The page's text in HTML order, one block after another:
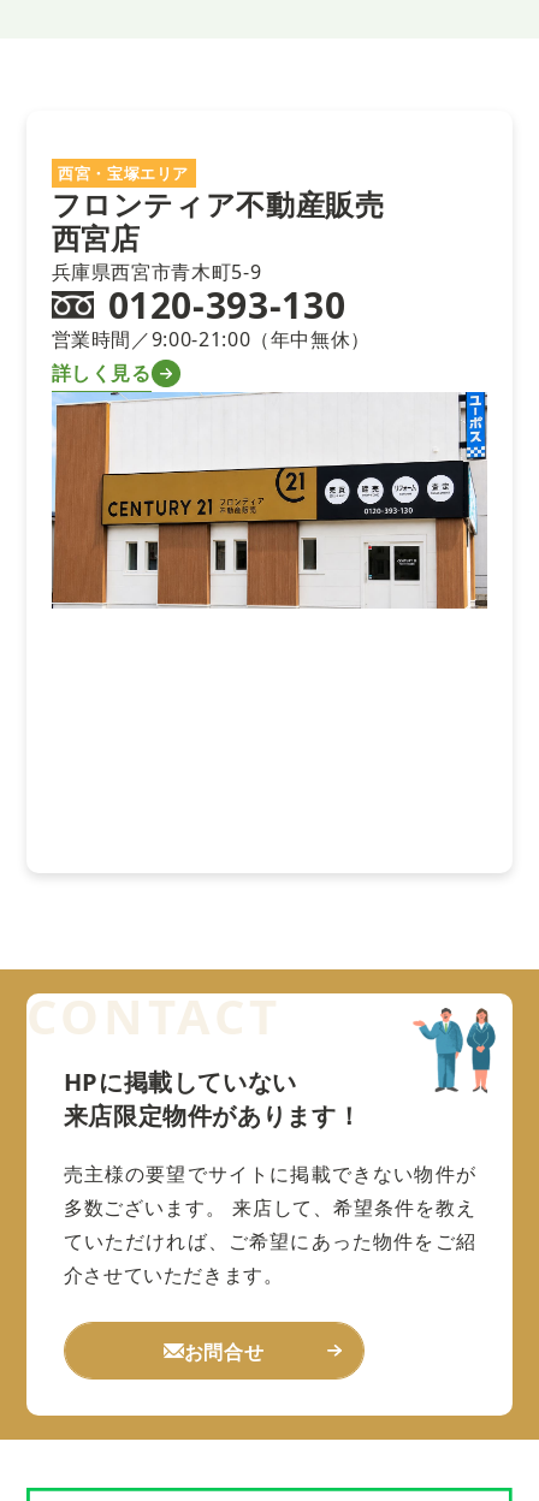
西宮・宝塚エリア
フロンティア不動産販売
西宮店
兵庫県西宮市青木町5-9
0120-393-130
営業時間／9:00-21:00（年中無休）
詳しく見る
HPに掲載していない
来店限定物件があります！
売主様の要望でサイトに掲載できない物件が
多数ございます。
来店して、希望条件を教え
ていただければ、ご希望にあった物件をご紹
介させていただきます。
お問合せ